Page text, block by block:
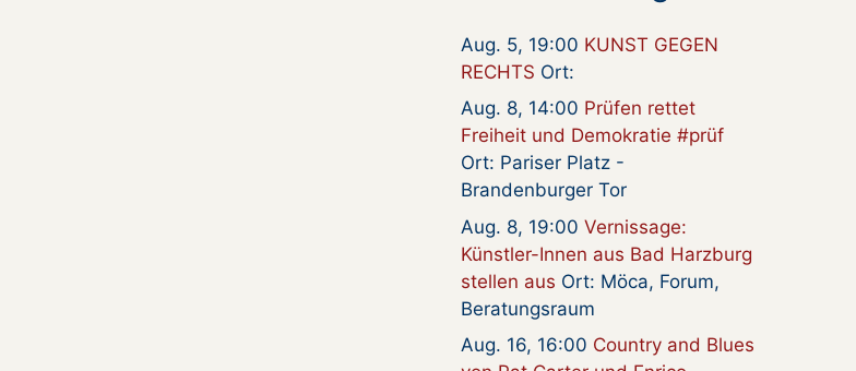
Aug. 5, 19:00 KUNST GEGEN
RECHTS Ort:
Aug. 8, 14:00 Prüfen rettet
Freiheit und Demokratie #prüf
Ort: Pariser Platz -
Brandenburger Tor
Aug. 8, 19:00 Vernissage:
Künstler-Innen aus Bad Harzburg
stellen aus Ort: Möca, Forum,
Beratungsraum
Aug. 16, 16:00 Country and Blues